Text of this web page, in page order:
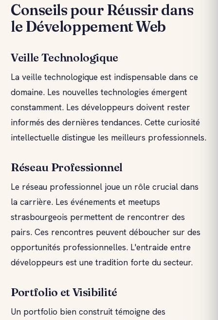
Conseils pour Réussir dans
le Développement Web
Veille Technologique
La veille technologique est indispensable dans ce
domaine. Les nouvelles technologies émergent
constamment. Les développeurs doivent rester
informés des dernières tendances. Cette curiosité
intellectuelle distingue les meilleurs professionnels.
Réseau Professionnel
Le réseau professionnel joue un rôle crucial dans
la carrière. Les événements et meetups
strasbourgeois permettent de rencontrer des
pairs. Ces rencontres peuvent déboucher sur des
opportunités professionnelles. L'entraide entre
développeurs est une tradition forte du secteur.
Portfolio et Visibilité
Un portfolio bien construit témoigne des